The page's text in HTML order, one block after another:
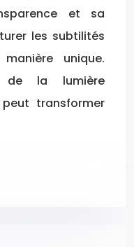
et sa
les subtilités
unique.
de la lumière
transformer